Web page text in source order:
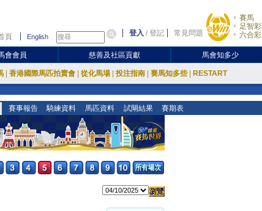
頁 English 登入 /登記 常見問題
賽馬
足智彩
六合彩
會會員 慈善及社區貢獻 馬會知多少
香港國際馬匹拍賣會 從化馬場 投注指南 賽馬知多些 RESTART
賽事報告 騎練資料 馬匹資料 試閘結果 賽期表